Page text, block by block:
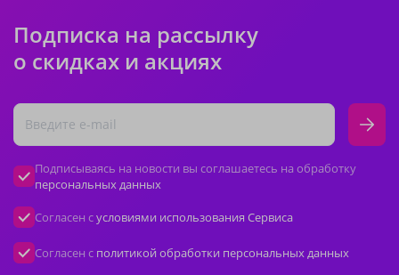
Подписка на рассылку
о скидках и акциях
Подписываясь на новости вы соглашаетесь на обработку
персональных данных
Согласен сусловиями использования Сервиса
Согласен с политикой обработки персональных данных